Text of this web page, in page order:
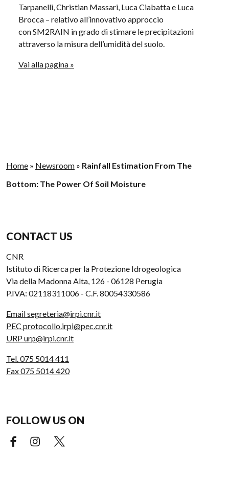
Tarpanelli, Christian Massari, Luca Ciabatta e Luca
Brocca – relativo all’innovativo approccio
con SM2RAIN in grado di stimare le precipitazioni
attraverso la misura dell’umidità del suolo.
Vai alla pagina »
Home » Newsroom » Rainfall Estimation From The
Bottom: The Power Of Soil Moisture
CONTACT US
CNR
Istituto di Ricerca per la Protezione Idrogeologica
Via della Madonna Alta, 126 - 06128 Perugia
P.IVA: 02118311006 - C.F. 80054330586
Email segreteria@irpi.cnr.it
PEC protocollo.irpi@pec.cnr.it
URP urp@irpi.cnr.it
Tel. 075 5014 411
Fax 075 5014 420
FOLLOW US ON
Facebook (external link)
Instagram (external link)